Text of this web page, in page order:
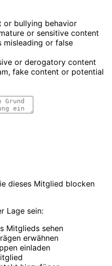
or bullying behavior
or sensitive content
misleading or false
or derogatory content
fake content or potential
dieses Mitglied blocken
Lage sein:
Mitglieds sehen
erwähnen
einladen